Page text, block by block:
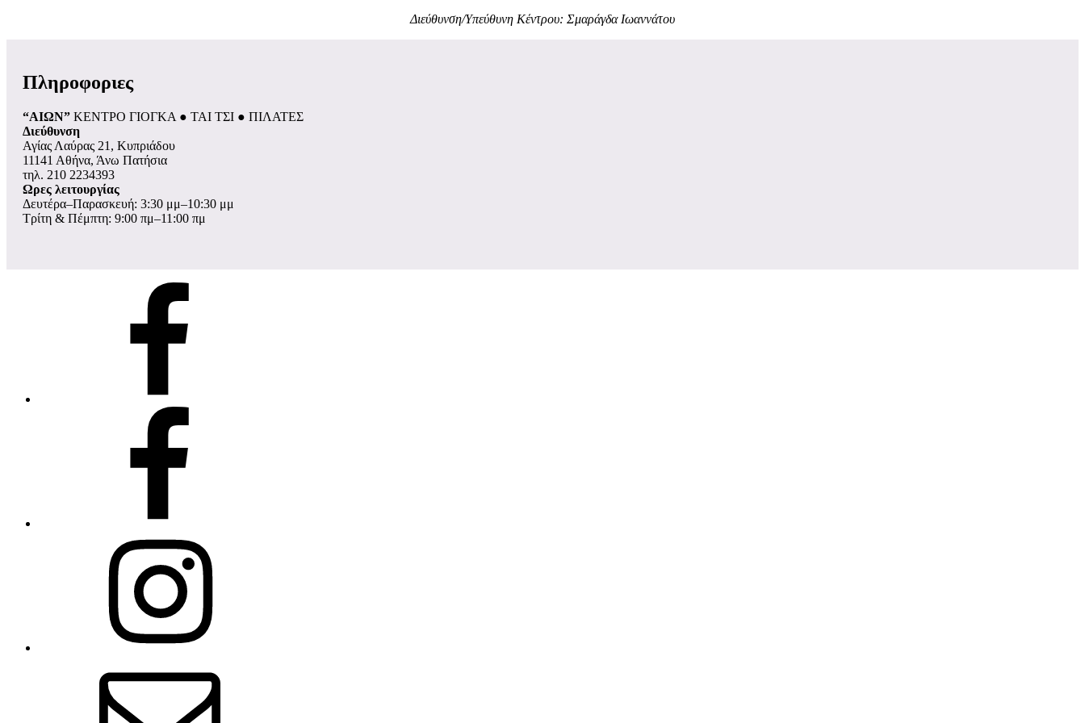
Διεύθυνση/Υπεύθυνη Κέντρου: Σμαράγδα Ιωαννάτου
Πληροφοριες
“ΑΙΩΝ” ΚΕΝΤΡΟ ΓΙΟΓΚΑ ● ΤΑΙ ΤΣΙ ● ΠΙΛΑΤΕΣ
Διεύθυνση
Αγίας Λαύρας 21, Κυπριάδου
11141 Αθήνα, Άνω Πατήσια
τηλ. 210 2234393
Ωρες λειτουργίας
Δευτέρα–Παρασκευή: 3:30 μμ–10:30 μμ
Τρίτη & Πέμπτη: 9:00 πμ–11:00 πμ